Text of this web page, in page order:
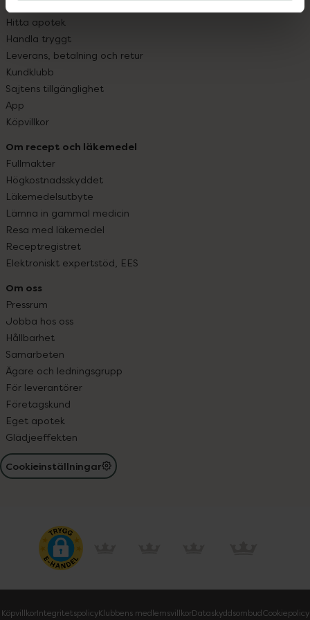
Vanliga frågor
Hitta apotek
Handla tryggt
Leverans, betalning och retur
Kundklubb
Sajtens tillgänglighet
App
Köpvillkor
Om recept och läkemedel
Fullmakter
Högkostnadsskyddet
Läkemedelsutbyte
Lämna in gammal medicin
Resa med läkemedel
Receptregistret
Elektroniskt expertstöd, EES
Om oss
Pressrum
Jobba hos oss
Hållbarhet
Samarbeten
Ägare och ledningsgrupp
För leverantörer
Företagskund
Eget apotek
Glädjeeffekten
Cookieinställningar
KöpvillkorIntegritetspolicyKlubbens medlemsvillkorDataskyddsombudCookiepolicy